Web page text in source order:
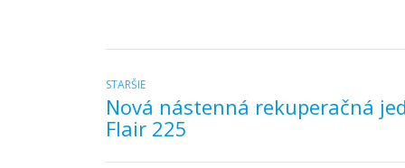
Navigácia
v
STARŠIEPredchádzajúci
článok:
Nová nástenná rekuperačná
Flair 225